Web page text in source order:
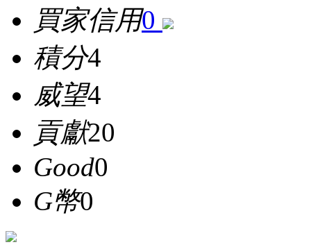
買家信用0
積分4
威望4
貢獻20
Good0
G幣0